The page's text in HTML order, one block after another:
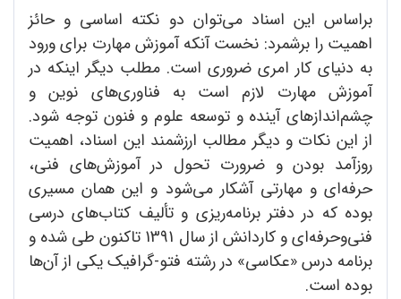
بر‌اساس این اسناد می‌توان دو نکته اساسی و حائز
اهمیت را برشمرد: نخست آنکه آموزش مهارت برای ورود
به دنیای کار امری ضروری است. مطلب دیگر اینکه در
آموزش مهارت لازم است به فناوری‌های نوین و
چشم‌اندازهای آینده و توسعه علوم و فنون توجه شود.
از این نکات و دیگر مطالب ارزشمند این اسناد، اهمیت
روزآمد بودن و ضرورت تحول در آموزش‌های فنی،
حرفه‌ای و مهارتی آشکار می‌شود و این همان مسیری
بوده که در دفتر برنامه‌ریزی و تألیف کتاب‌های درسی
فنی‌وحرفه‌ای و کاردانش از سال 1391 تاکنون طی شده و
برنامه درس «عکاسی» در رشته فتو-گرافیک یکی از آن‌ها
بوده است.